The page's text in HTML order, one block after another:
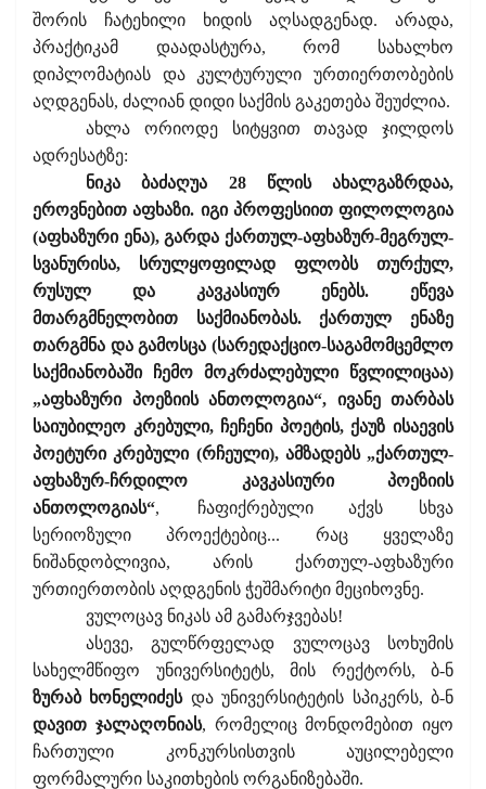
შორის ჩატეხილი ხიდის აღსადგენად. არადა,
პრაქტიკამ დაადასტურა, რომ სახალხო
დიპლომატიას და კულტურული ურთიერთობების
აღდგენას, ძალიან დიდი საქმის გაკეთება შეუძლია.
ახლა ორიოდე სიტყვით თავად ჯილდოს
ადრესატზე:
ნიკა ბაძაღუა 28 წლის ახალგაზრდაა,
ეროვნებით აფხაზი. იგი პროფესიით ფილოლოგია
(აფხაზური ენა), გარდა ქართულ-აფხაზურ-მეგრულ-
სვანურისა, სრულყოფილად ფლობს თურქულ,
რუსულ და კავკასიურ ენებს. ეწევა
მთარგმნელობით საქმიანობას. ქართულ ენაზე
თარგმნა და გამოსცა (სარედაქციო-საგამომცემლო
საქმიანობაში ჩემო მოკრძალებული წვლილიცაა)
„აფხაზური პოეზიის ანთოლოგია“, ივანე თარბას
საიუბილეო კრებული, ჩეჩენი პოეტის, ქაუზ ისაევის
პოეტური კრებული (რჩეული), ამზადებს „ქართულ-
აფხაზურ-ჩრდილო კავკასიური პოეზიის
ანთოლოგიას“,
ჩაფიქრებული აქვს სხვა
სერიოზული პროექტებიც... რაც ყველაზე
ნიშანდობლივია, არის ქართულ-აფხაზური
ურთიერთობის აღდგენის ჭეშმარიტი მეციხოვნე.
ვულოცავ ნიკას ამ გამარჯვებას!
ასევე, გულწრფელად ვულოცავ სოხუმის
სახელმწიფო უნივერსიტეტს, მის რექტორს, ბ-ნ
ზურაბ ხონელიძესდა უნივერსიტეტის სპიკერს, ბ-ნ
დავით ჯალაღონიას, რომელიც მონდომებით იყო
ჩართული კონკურსისთვის აუცილებელი
ფორმალური საკითხების ორგანიზებაში.